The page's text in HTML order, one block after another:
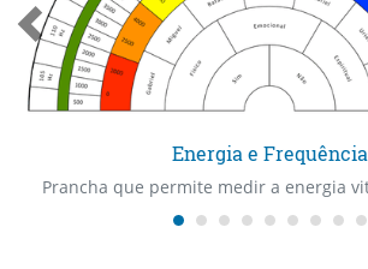
Energia e Frequência